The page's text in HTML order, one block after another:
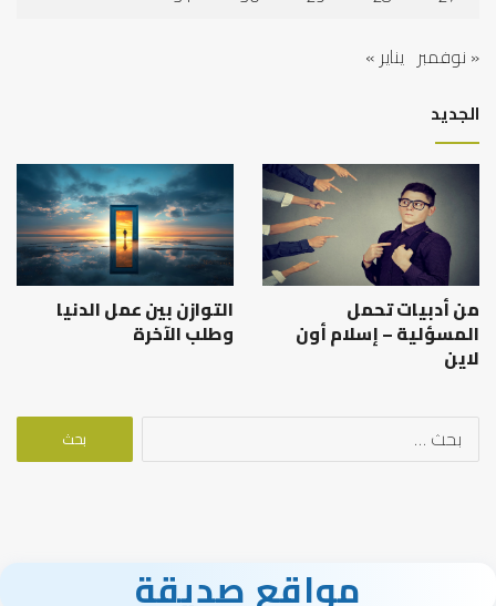
« نوفمبر يناير »
الجديد
من أدبيات تحمل
المسؤلية – إسلام أون
لاين
التوازن بين عمل الدنيا
وطلب الآخرة
البحث
مواقع صديقة